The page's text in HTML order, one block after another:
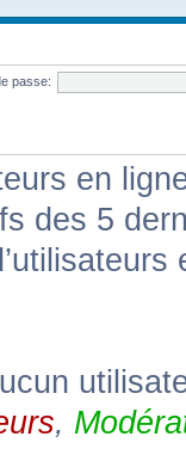
passe:
en
des 5
,